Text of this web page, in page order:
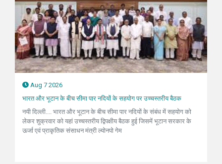
Aug 7 2026
भारत और भूटान के बीच सीमा पार नदियों के सहयोग पर उच्चस्तरीय बैठक
नयी दिल्ली.... भारत और भूटान के बीच सीमा पार नदियों के संबंध में सहयोग को
लेकर शुक्रवार को यहां उच्चस्तरीय द्विपक्षीय बैठक हुई जिसमें भूटान सरकार के
ऊर्जा एवं प्राकृतिक संसाधन मंत्री ल्योनपो गेम